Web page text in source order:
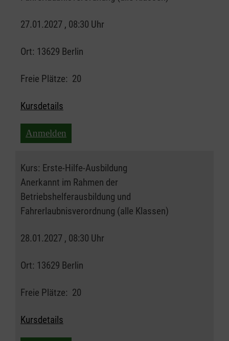
27.01.2027 , 08:30 Uhr
Ort: 13629 Berlin
Freie Plätze: 20
Kursdetails
Anmelden
Kurs: Erste-Hilfe-Ausbildung
Anerkannt im Rahmen der
Betriebshelferausbildung und
Fahrerlaubnisverordnung (alle Klassen)
28.01.2027 , 08:30 Uhr
Ort: 13629 Berlin
Freie Plätze: 20
Kursdetails